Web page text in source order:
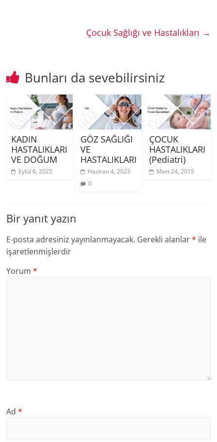
Çocuk Sağlığı ve Hastalıkları →
Bunları da sevebilirsiniz
KADIN
HASTALIKLARI
VE DOĞUM
Eylül 6, 2025
GÖZ SAĞLIĞI
VE
HASTALIKLARI
Haziran 4, 2023
0
ÇOCUK
HASTALIKLARI
(Pediatri)
Mart 24, 2015
Bir yanıt yazın
E-posta adresiniz yayınlanmayacak. Gerekli alanlar* ile
işaretlenmişlerdir
Yorum*
Ad*